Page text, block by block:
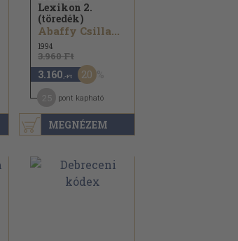
MEGNÉZEM
Lexikon 2.
(töredék)
Abaffy Csilla...
1994
3.960 Ft
3.160 ,-Ft 20
pont kapható